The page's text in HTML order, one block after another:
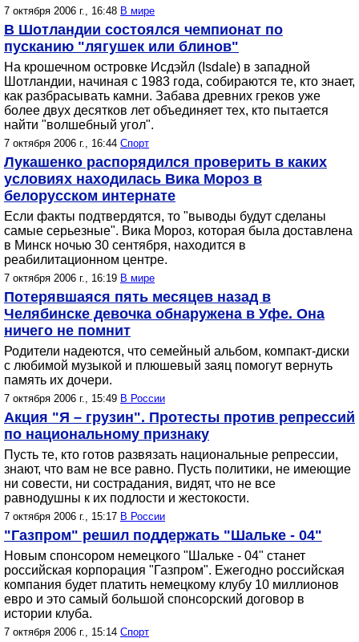
7 октября 2006 г., 16:48 В мире
В Шотландии состоялся чемпионат по
пусканию "лягушек или блинов"
На крошечном островке Исдэйл (Isdale) в западной
Шотландии, начиная с 1983 года, собираются те, кто знает,
как разбрасывать камни. Забава древних греков уже
более двух десятков лет объединяет тех, кто пытается
найти "волшебный угол".
7 октября 2006 г., 16:44 Спорт
Лукашенко распорядился проверить в каких
условиях находилась Вика Мороз в
белорусском интернате
Если факты подтвердятся, то "выводы будут сделаны
самые серьезные". Вика Мороз, которая была доставлена
в Минск ночью 30 сентября, находится в
реабилитационном центре.
7 октября 2006 г., 16:19 В мире
Потерявшаяся пять месяцев назад в
Челябинске девочка обнаружена в Уфе. Она
ничего не помнит
Родители надеются, что семейный альбом, компакт-диски
с любимой музыкой и плюшевый заяц помогут вернуть
память их дочери.
7 октября 2006 г., 15:49 В России
Акция "Я – грузин". Протесты против репрессий
по национальному признаку
Пусть те, кто готов развязать национальные репрессии,
знают, что вам не все равно. Пусть политики, не имеющие
ни совести, ни сострадания, видят, что не все
равнодушны к их подлости и жестокости.
7 октября 2006 г., 15:17 В России
"Газпром" решил поддержать "Шальке - 04"
Новым спонсором немецкого "Шальке - 04" станет
российская корпорация "Газпром". Ежегодно российская
компания будет платить немецкому клубу 10 миллионов
евро и это самый большой спонсорский договор в
истории клуба.
7 октября 2006 г., 15:14 Спорт